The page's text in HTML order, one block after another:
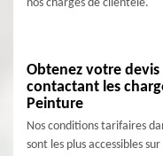
nos chargés de clientèle.
Obtenez votre
contactant les
Peinture
Nos conditions tarifaires
sont les plus accessibles